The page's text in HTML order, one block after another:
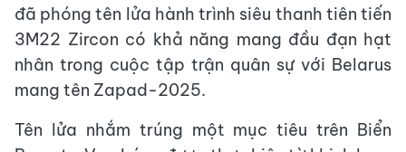
đã phóng tên lửa hành trình siêu thanh tiên tiến
3M22 Zircon có khả năng mang đầu đạn hạt
nhân trong cuộc tập trận quân sự với Belarus
mang tên Zapad-2025.
Tên lửa nhắm trúng một mục tiêu trên Biển